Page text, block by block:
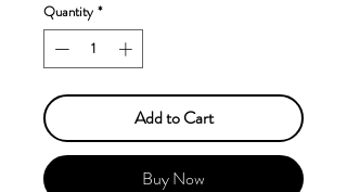
Quantity *
Add to Cart
Buy Now